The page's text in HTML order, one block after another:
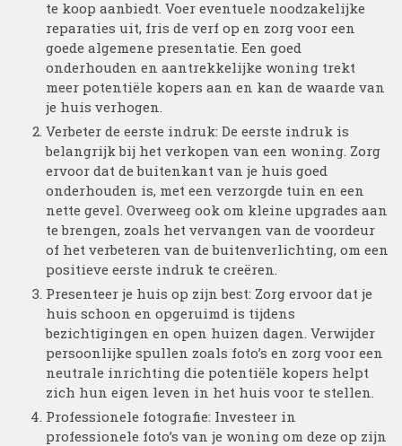
te koop aanbiedt. Voer eventuele noodzakelijke
reparaties uit, fris de verf op en zorg voor een
goede algemene presentatie. Een goed
onderhouden en aantrekkelijke woning trekt
meer potentiële kopers aan en kan de waarde van
je huis verhogen.
Verbeter de eerste indruk: De eerste indruk is
belangrijk bij het verkopen van een woning. Zorg
ervoor dat de buitenkant van je huis goed
onderhouden is, met een verzorgde tuin en een
nette gevel. Overweeg ook om kleine upgrades aan
te brengen, zoals het vervangen van de voordeur
of het verbeteren van de buitenverlichting, om een
positieve eerste indruk te creëren.
Presenteer je huis op zijn best: Zorg ervoor dat je
huis schoon en opgeruimd is tijdens
bezichtigingen en open huizen dagen. Verwijder
persoonlijke spullen zoals foto’s en zorg voor een
neutrale inrichting die potentiële kopers helpt
zich hun eigen leven in het huis voor te stellen.
Professionele fotografie: Investeer in
professionele foto’s van je woning om deze op zijn